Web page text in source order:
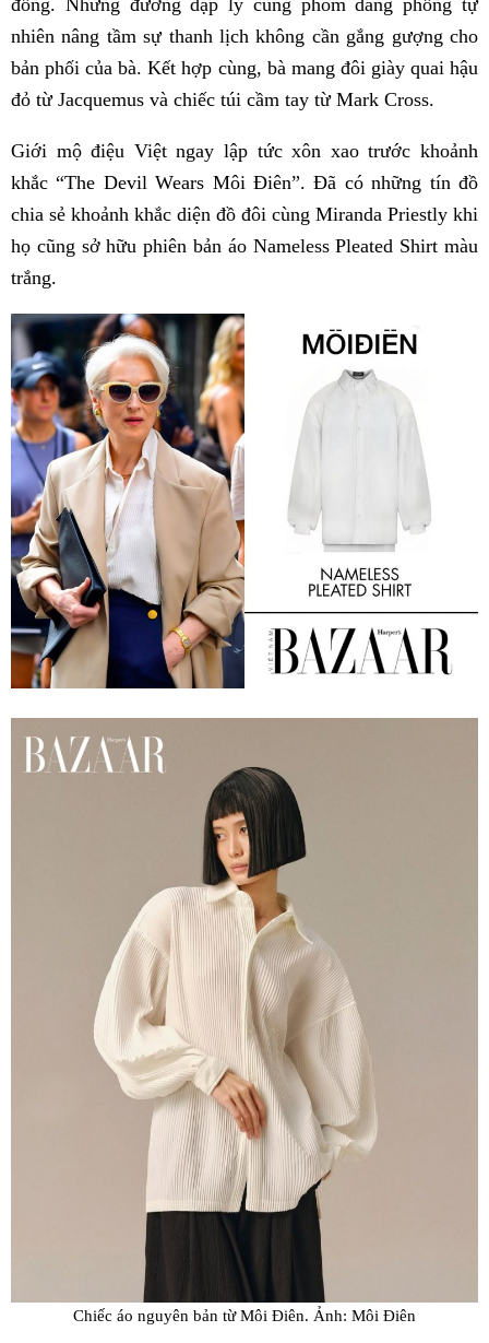
đồng. Những đường dập ly cùng phom dáng phồng tự
nhiên nâng tầm sự thanh lịch không cần gắng gượng cho
bản phối của bà. Kết hợp cùng, bà mang đôi giày quai hậu
đỏ từ Jacquemus và chiếc túi cầm tay từ Mark Cross.
Giới mộ điệu Việt ngay lập tức xôn xao trước khoảnh
khắc “The Devil Wears Môi Điên”. Đã có những tín đồ
chia sẻ khoảnh khắc diện đồ đôi cùng Miranda Priestly khi
họ cũng sở hữu phiên bản áo Nameless Pleated Shirt màu
trắng.
Chiếc áo nguyên bản từ Môi Điên. Ảnh: Môi Điên